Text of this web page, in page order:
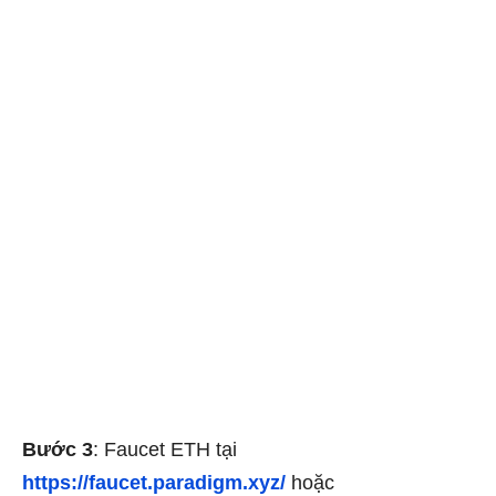
Bước 3: Faucet ETH tại
https://faucet.paradigm.xyz/ hoặc